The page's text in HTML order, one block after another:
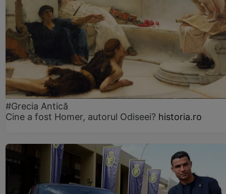
#Grecia Antică
Cine a fost Homer, autorul Odiseei? historia.ro